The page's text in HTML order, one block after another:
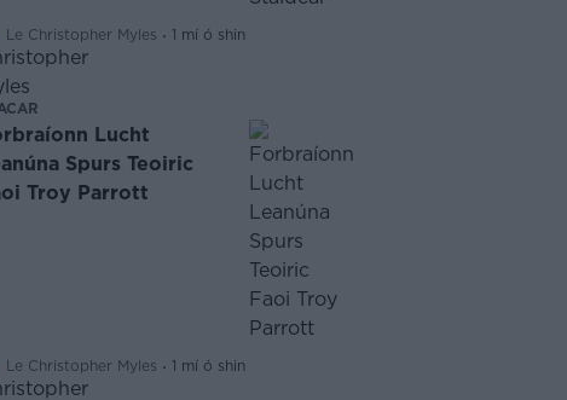
Le Christopher Myles · 1 mí ó shin
Lucht
Spurs Teoiric
Troy Parrott
Le Christopher Myles · 1 mí ó shin